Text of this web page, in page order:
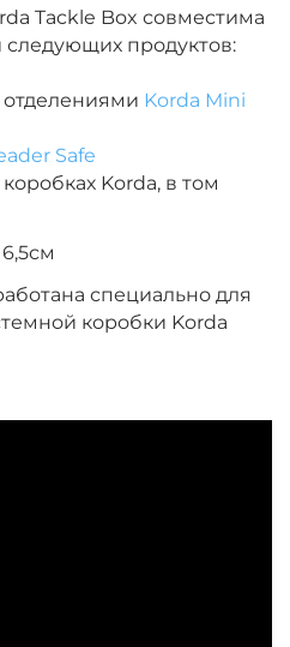
Tackle Box совместима
продуктов:
Korda Mini
Safe
Korda, в том
специально для
коробки Korda